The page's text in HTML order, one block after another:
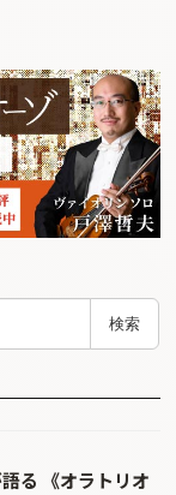
検索
る 《オラトリオ